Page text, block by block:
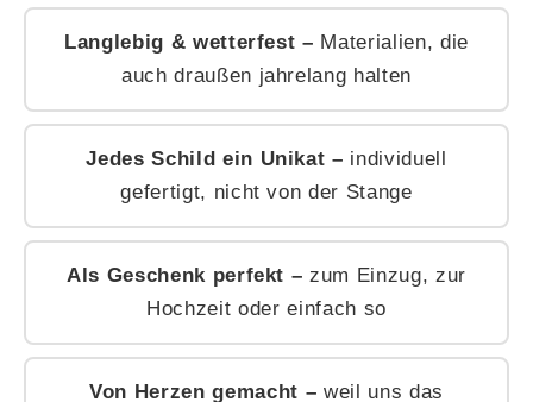
Langlebig & wetterfest – Materialien, die
auch draußen jahrelang halten
Jedes Schild ein Unikat – individuell
gefertigt, nicht von der Stange
Als Geschenk perfekt – zum Einzug, zur
Hochzeit oder einfach so
Von Herzen gemacht – weil uns das